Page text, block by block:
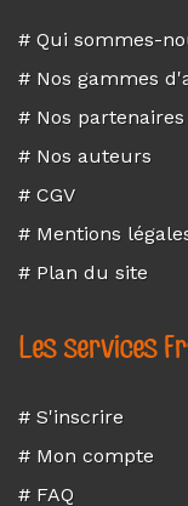
# Qui sommes-
# Nos gammes
# Nos partenaires
# Nos auteurs
# CGV
# Mentions
# Plan du site
Les services
# S'inscrire
# Mon compte
# FAQ